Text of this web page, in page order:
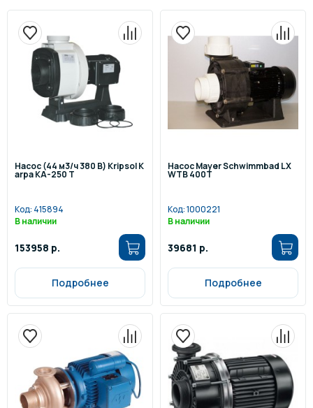
Насос (44 м3/ч 380 В) Kripsol K
arpa KA-250 Т
Код: 415894
В наличии
153958 р.
Подробнее
Насос Mayer Schwimmbad LX
WTB 400T
Код:1000221
В наличии
39681 р.
Подробнее